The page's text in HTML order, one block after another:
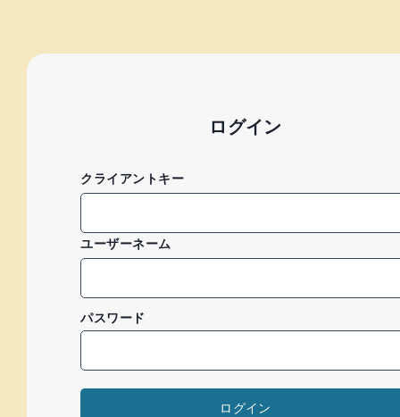
ログイン
クライアントキー
ユーザーネーム
パスワード
ログイン